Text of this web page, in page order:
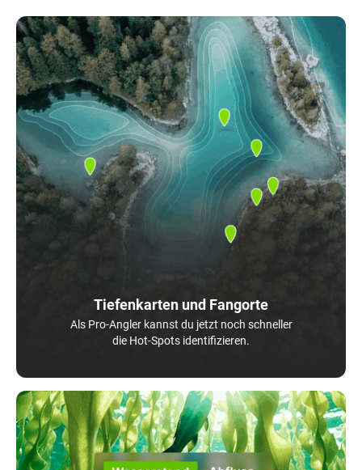
Tiefenkarten und Fangorte
Als Pro-Angler kannst du jetzt noch schneller
die Hot-Spots identifizieren.